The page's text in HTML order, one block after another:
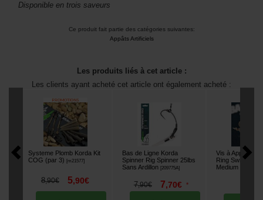
Disponible en trois saveurs
Ce produit fait partie des catégories suivantes:
Appâts Artificiels
Les produits liés à cet article :
Les clients ayant acheté cet article ont également acheté :
Systeme Plomb Korda Kit
COG (par 3)
[m21577]
8,90€ 5,90€
Bas de Ligne Korda
Spinner Rig Spinner 25lbs
Sans Ardillon [209775A]
7,90€ 7,70€ *
Vis à Appâts
Ring Swivel
Medium (par 5)